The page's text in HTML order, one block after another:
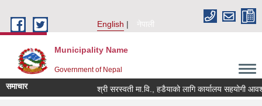
English
नेपाली
Municipality Name
Government of Nepal
समाचार श्री सरस्वती मा.वि., हडैयाको लागि कार्यालय सहयोगी